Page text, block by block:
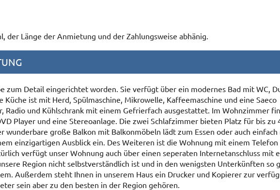
der Länge der Anmietung und der Zahlungsweise abhänig.
zum Detail eingerichtet worden. Sie verfügt über ein modernes Bad mit WC,
Küche ist mit Herd, Spülmaschine, Mikrowelle, Kaffeemaschine und eine Saeco
Radio und Kühlschrank mit einem Gefrierfach ausgestattet. Im Wohnzimmer
Player und eine Stereoanlage. Die zwei Schlafzimmer bieten Platz für bis zu
wunderbare große Balkon mit Balkonmöbeln lädt zum Essen oder auch einfach
einzigartigen Ausblick ein. Des Weiteren ist die Wohnung mit einem
verfügt unser Wohnung auch über einen seperaten Internetanschluss mit
Region nicht selbstverständlich ist und in den wenigsten Unterkünften so
Außerdem steht Ihnen in unserem Haus ein Drucker und Kopierer zur
sein aber zu den besten in der Region gehören.